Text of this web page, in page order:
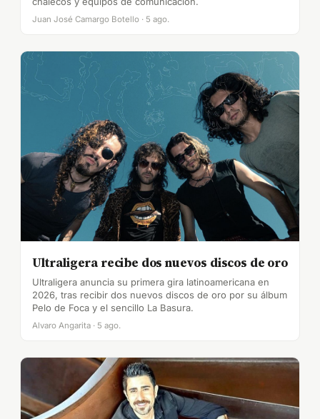
Juan José Camargo Botello · 5 ago.
Ultraligera recibe dos nuevos discos de oro
Ultraligera anuncia su primera gira latinoamericana en
2026, tras recibir dos nuevos discos de oro por su álbum
Pelo de Foca y el sencillo La Basura.
Alvaro Angarita · 5 ago.